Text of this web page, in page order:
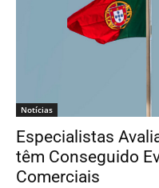
Notícias
Especialistas
têm Conseguido
Comerciais